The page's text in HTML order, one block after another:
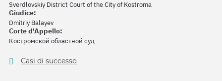
Sverdlovskiy District Court of the City of Kostroma
Giudice:
Dmitriy Balayev
Corte d'Appello:
Костромской областной суд
Casi di successo